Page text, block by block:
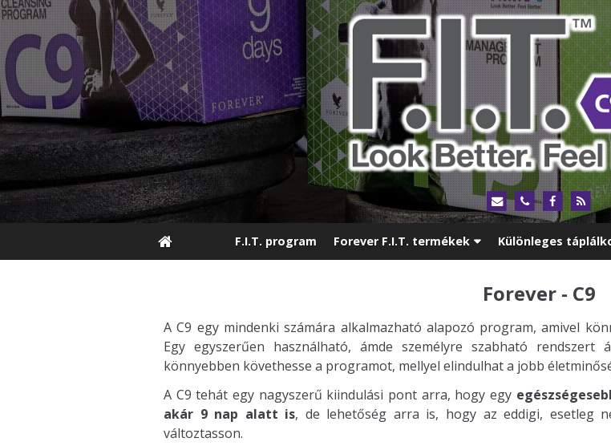
F.I.T. program Forever F.I.T. termékek Különleges
Forever - C9
A C9 egy mindenki számára alkalmazható alapozó program, amivel
Egy egyszerűen használható, ámde személyre szabható
könnyebben követhesse a programot, mellyel elindulhat a jobb
A C9 tehát egy nagyszerű kiindulási pont arra, hogy egy
akár 9 nap alatt is, de lehetőség arra is, hogy az eddigi, esetleg
változtasson.